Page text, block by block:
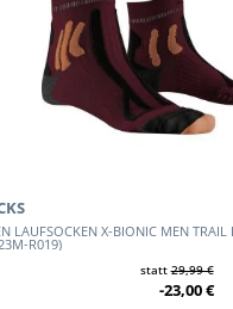
LAUFSOCKEN X-BIONIC MEN TRAIL
R019)
statt29,99 €
-23,00 €